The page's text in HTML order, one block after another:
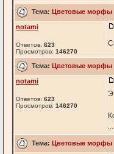
Тема: Цветовые морфы
notami
Ответов: 623
Просмотров: 146270
Тема: Цветовые морфы
notami
Ответов: 623
Просмотров: 146270
...
Тема: Цветовые морфы